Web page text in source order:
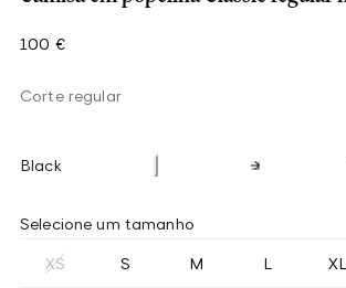
100 €
Corte regular
Black
Selecione um tamanho
XS S M L XL